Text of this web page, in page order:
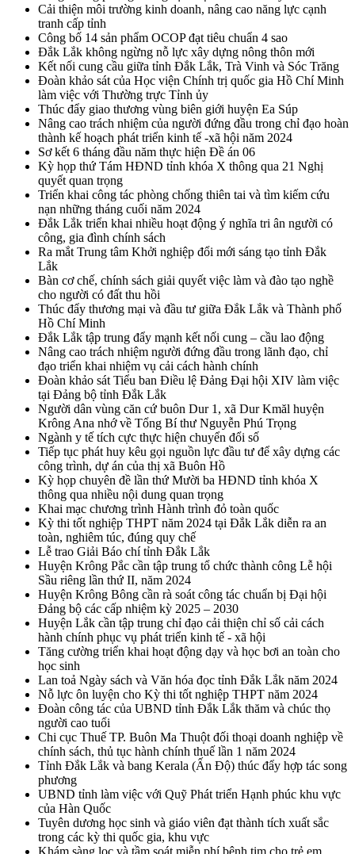
Cải thiện môi trường kinh doanh, nâng cao năng lực cạnh
tranh cấp tỉnh
Công bố 14 sản phẩm OCOP đạt tiêu chuẩn 4 sao
Đắk Lắk không ngừng nỗ lực xây dựng nông thôn mới
Kết nối cung cầu giữa tỉnh Đắk Lắk, Trà Vinh và Sóc Trăng
Đoàn khảo sát của Học viện Chính trị quốc gia Hồ Chí Minh
làm việc với Thường trực Tỉnh ủy
Thúc đẩy giao thương vùng biên giới huyện Ea Súp
Nâng cao trách nhiệm của người đứng đầu trong chỉ đạo hoàn
thành kế hoạch phát triển kinh tế -xã hội năm 2024
Sơ kết 6 tháng đầu năm thực hiện Đề án 06
Kỳ họp thứ Tám HĐND tỉnh khóa X thông qua 21 Nghị
quyết quan trọng
Triển khai công tác phòng chống thiên tai và tìm kiếm cứu
nạn những tháng cuối năm 2024
Đắk Lắk triển khai nhiều hoạt động ý nghĩa tri ân người có
công, gia đình chính sách
Ra mắt Trung tâm Khởi nghiệp đổi mới sáng tạo tỉnh Đắk
Lắk
Bàn cơ chế, chính sách giải quyết việc làm và đào tạo nghề
cho người có đất thu hồi
Thúc đẩy thương mại và đầu tư giữa Đắk Lắk và Thành phố
Hồ Chí Minh
Đắk Lắk tập trung đẩy mạnh kết nối cung – cầu lao động
Nâng cao trách nhiệm người đứng đầu trong lãnh đạo, chỉ
đạo triển khai nhiệm vụ cải cách hành chính
Đoàn khảo sát Tiểu ban Điều lệ Đảng Đại hội XIV làm việc
tại Đảng bộ tỉnh Đắk Lắk
Người dân vùng căn cứ buôn Dur 1, xã Dur Kmăl huyện
Krông Ana nhớ về Tổng Bí thư Nguyễn Phú Trọng
Ngành y tế tích cực thực hiện chuyển đổi số
Tiếp tục phát huy kêu gọi nguồn lực đầu tư để xây dựng các
công trình, dự án của thị xã Buôn Hồ
Kỳ họp chuyên đề lần thứ Mười ba HĐND tỉnh khóa X
thông qua nhiều nội dung quan trọng
Khai mạc chương trình Hành trình đỏ toàn quốc
Kỳ thi tốt nghiệp THPT năm 2024 tại Đắk Lắk diễn ra an
toàn, nghiêm túc, đúng quy chế
Lễ trao Giải Báo chí tỉnh Đắk Lắk
Huyện Krông Pắc cần tập trung tổ chức thành công Lễ hội
Sầu riêng lần thứ II, năm 2024
Huyện Krông Bông cần rà soát công tác chuẩn bị Đại hội
Đảng bộ các cấp nhiệm kỳ 2025 – 2030
Huyện Lắk cần tập trung chỉ đạo cải thiện chỉ số cải cách
hành chính phục vụ phát triển kinh tế - xã hội
Tăng cường triển khai hoạt động dạy và học bơi an toàn cho
học sinh
Lan toả Ngày sách và Văn hóa đọc tỉnh Đắk Lắk năm 2024
Nỗ lực ôn luyện cho Kỳ thi tốt nghiệp THPT năm 2024
Đoàn công tác của UBND tỉnh Đắk Lắk thăm và chúc thọ
người cao tuổi
Chi cục Thuế TP. Buôn Ma Thuột đối thoại doanh nghiệp về
chính sách, thủ tục hành chính thuế lần 1 năm 2024
Tỉnh Đắk Lắk và bang Kerala (Ấn Độ) thúc đẩy hợp tác song
phương
UBND tỉnh làm việc với Quỹ Phát triển Hạnh phúc khu vực
của Hàn Quốc
Tuyên dương học sinh và giáo viên đạt thành tích xuất sắc
trong các kỳ thi quốc gia, khu vực